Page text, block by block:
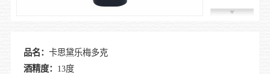
品名：卡思黛乐梅多克
酒精度： 13度